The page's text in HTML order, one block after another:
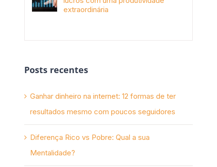
extraordinária
Posts recentes
Ganhar dinheiro na internet: 12 formas de ter
resultados mesmo com poucos seguidores
Diferença Rico vs Pobre: Qual a sua
Mentalidade?